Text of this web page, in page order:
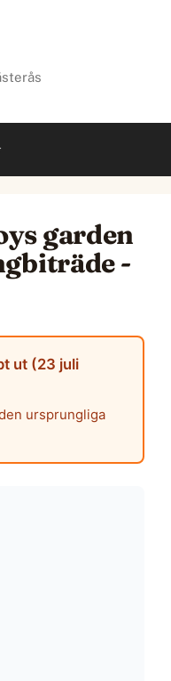
garden
-
ut (23 juli
ursprungliga